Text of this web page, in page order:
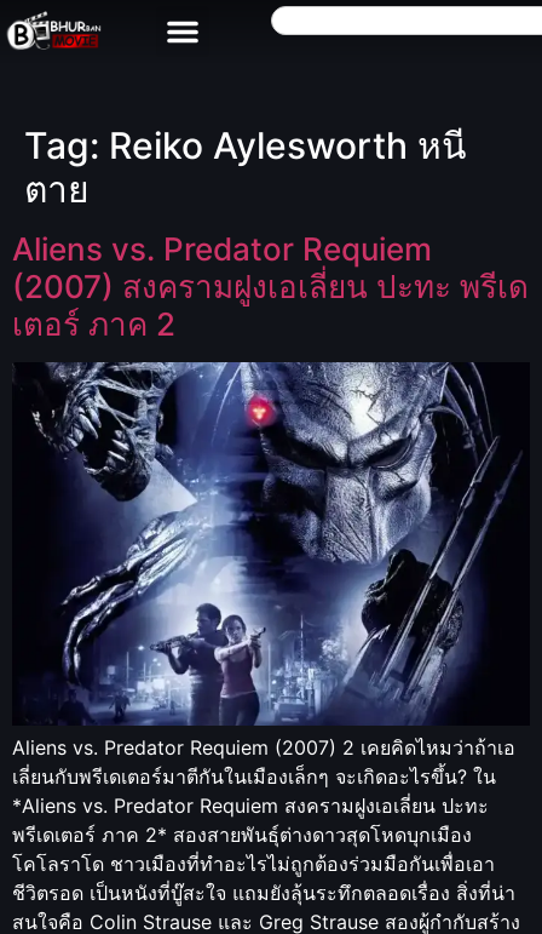
Tag: Reiko Aylesworth หนี
ตาย
Aliens vs. Predator Requiem
(2007) สงครามฝูงเอเลี่ยน ปะทะ พรีเด
เตอร์ ภาค 2
Aliens vs. Predator Requiem (2007) 2 เคยคิดไหมว่าถ้าเอ
เลี่ยนกับพรีเดเตอร์มาตีกันในเมืองเล็กๆ จะเกิดอะไรขึ้น? ใน
*Aliens vs. Predator Requiem สงครามฝูงเอเลี่ยน ปะทะ
พรีเดเตอร์ ภาค 2* สองสายพันธุ์ต่างดาวสุดโหดบุกเมือง
โคโลราโด ชาวเมืองที่ทำอะไรไม่ถูกต้องร่วมมือกันเพื่อเอา
ชีวิตรอด เป็นหนังที่บู๊สะใจ แถมยังลุ้นระทึกตลอดเรื่อง สิ่งที่น่า
สนใจคือ Colin Strause และ Greg Strause สองผู้กำกับสร้าง